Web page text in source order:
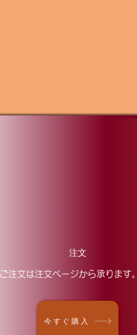
注文
ご注文は注文ページから承ります。
今すぐ購入